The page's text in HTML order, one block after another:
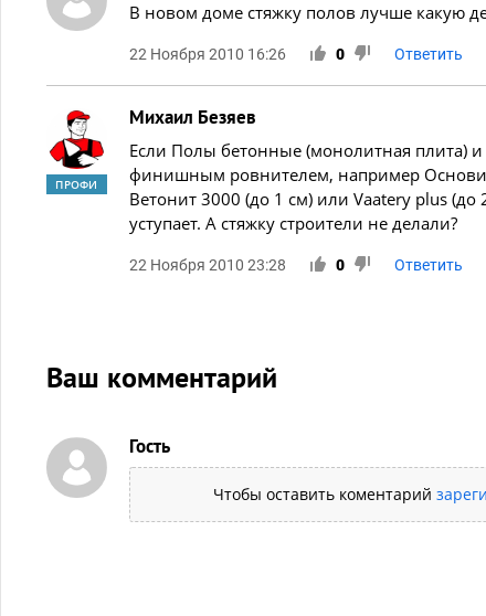
В новом доме стяжку полов лучше какую
22 Ноября 2010 16:26 0 Ответить
ПРОФИ
Михаил Безяев
Если Полы бетонные (монолитная плита)
финишным ровнителем, например
Ветонит 3000 (до 1 см) или Vaatery plus
уступает. А стяжку строители не делали?
22 Ноября 2010 23:28 0 Ответить
Ваш комментарий
Гость
Чтобы оставить коментарий